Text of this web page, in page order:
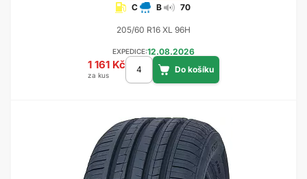
C
B 70
205/60 R16 XL 96H
EXPEDICE:12.08.2026
1 161 Kč
za kus